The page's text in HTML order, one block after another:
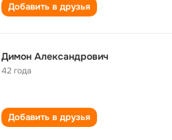
Добавить в друзья
Димон Александрович
42 года
Добавить в друзья